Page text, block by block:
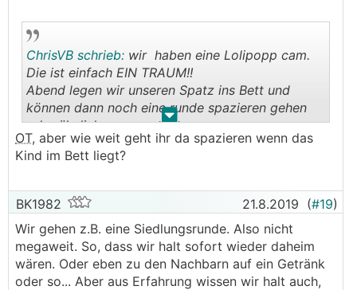
. .
ChrisVB schrieb: wir haben eine Lolipopp cam.
Die ist einfach EIN TRAUM!!
Abend legen wir unseren Spatz ins Bett und
können dann noch eine runde spazieren gehen
oder ähnliches.
Die CAM ist für uns via app jederzeit übers
internet erreichbar.
Luxus möchte ich nicht mehr missen.
OT, aber wie weit geht ihr da spazieren wenn das
Kind im Bett liegt?
BK1982 21.8.2019 (#19)
Wir gehen z.B. eine Siedlungsrunde. Also nicht
megaweit. So, dass wir halt sofort wieder daheim
wären. Oder eben zu den Nachbarn auf ein Getränk
oder so... Aber aus Erfahrung wissen wir halt auch,